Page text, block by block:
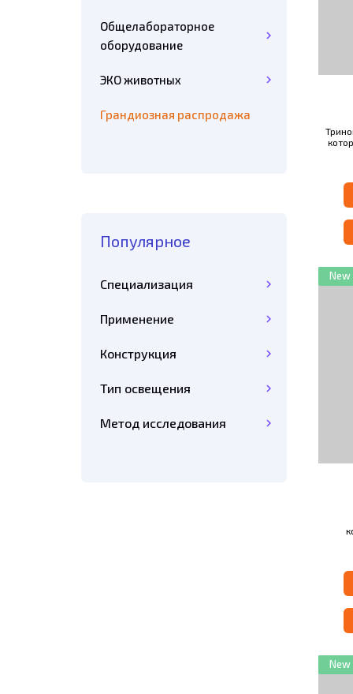
New
и
New
Общелабораторное
оборудование
ЭКО животных
Грандиозная распродажа
Популярное
Специализация
Применение
Конструкция
Тип освещения
Метод исследования